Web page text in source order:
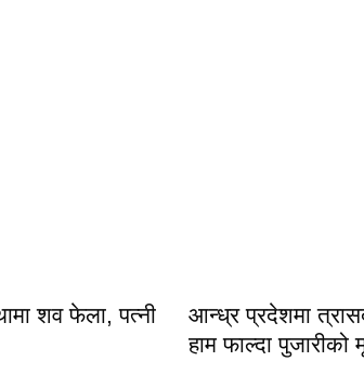
शव फेला, पत्नी
आन्ध्र प्रदेशमा
हाम फाल्दा पुजारीको